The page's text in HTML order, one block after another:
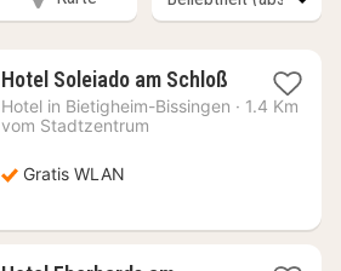
Hotel Soleiado am Schloß1
Nacht
Hotel in Bietigheim-Bissingen · 1.4 Km
vom Stadtzentrum
Gratis WLAN